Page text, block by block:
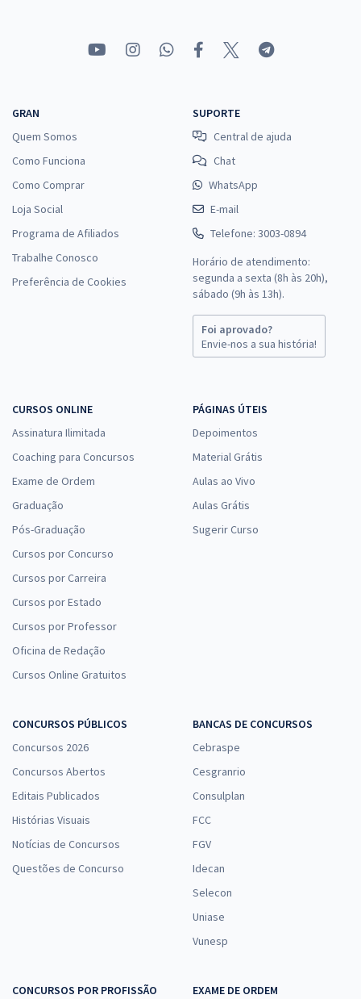
GRAN
Quem Somos
Como Funciona
Como Comprar
Loja Social
Programa de Afiliados
Trabalhe Conosco
Preferência de Cookies
SUPORTE
Central de ajuda
Chat
WhatsApp
E-mail
Telefone: 3003-0894
Horário de atendimento:
segunda a sexta (8h às 20h),
sábado (9h às 13h).
Foi aprovado?
Envie-nos a sua história!
CURSOS ONLINE
Assinatura Ilimitada
Coaching para Concursos
Exame de Ordem
Graduação
Pós-Graduação
Cursos por Concurso
Cursos por Carreira
Cursos por Estado
Cursos por Professor
Oficina de Redação
Cursos Online Gratuitos
PÁGINAS ÚTEIS
Depoimentos
Material Grátis
Aulas ao Vivo
Aulas Grátis
Sugerir Curso
CONCURSOS PÚBLICOS
Concursos 2026
Concursos Abertos
Editais Publicados
Histórias Visuais
Notícias de Concursos
Questões de Concurso
BANCAS DE CONCURSOS
Cebraspe
Cesgranrio
Consulplan
FCC
FGV
Idecan
Selecon
Uniase
Vunesp
CONCURSOS POR PROFISSÃO EXAME DE ORDEM